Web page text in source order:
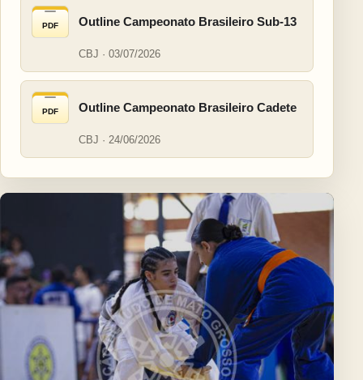
PDF Outline Campeonato Brasileiro Sub-13
CBJ · 03/07/2026
PDF Outline Campeonato Brasileiro Cadete
CBJ · 24/06/2026